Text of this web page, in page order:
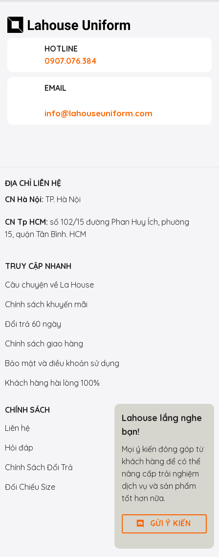
HOTLINE
0907.076.384
EMAIL
info@lahouseuniform.com
ĐỊA CHỈ LIÊN HỆ
CN Hà Nội: TP. Hà Nội
CN Tp HCM: số 102/15 đường Phan Huy Ích, phường
15, quận Tân Bình. HCM
TRUY CẬP NHANH
Câu chuyện về La House
Chính sách khuyến mãi
Đổi trả 60 ngày
Chính sách giao hàng
Bảo mật và điều khoản sử dụng
Khách hàng hài lòng 100%
CHÍNH SÁCH
Liên hệ
Hỏi đáp
Chính Sách Đổi Trả
Đối Chiếu Size
Lahouse lắng nghe
bạn!
Mọi ý kiến đóng góp từ
khách hàng để có thể
nâng cấp trải nghiệm
dịch vụ và sản phẩm
tốt hơn nữa.
GỬI Ý KIẾN